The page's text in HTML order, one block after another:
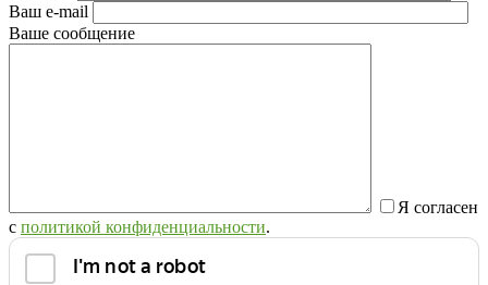
Ваш e-mail
Ваше сообщение
Я согласен
с политикой конфиденциальности.